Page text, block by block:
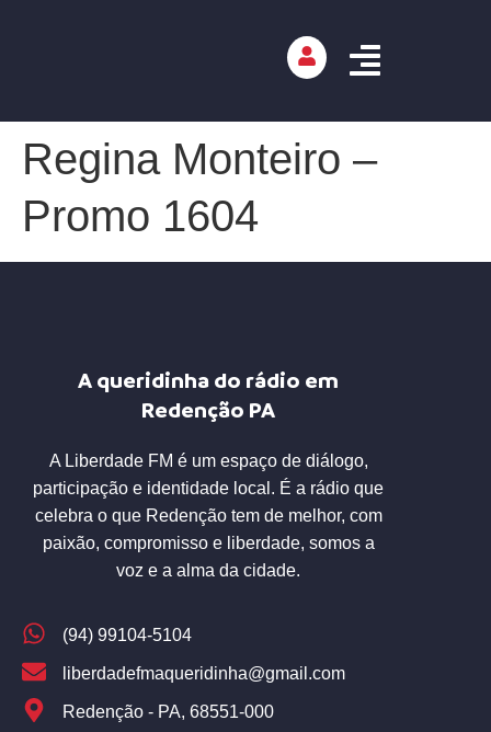
Regina Monteiro –
Promo 1604
A queridinha do rádio em
Redenção PA
A Liberdade FM é um espaço de diálogo,
participação e identidade local. É a rádio que
celebra o que Redenção tem de melhor, com
paixão, compromisso e liberdade, somos a
voz e a alma da cidade.
(94) 99104-5104
liberdadefmaqueridinha@gmail.com
Redenção - PA, 68551-000